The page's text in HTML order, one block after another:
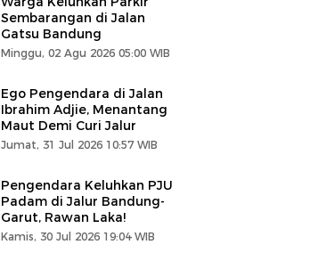
Sembarangan di Jalan
Gatsu Bandung
Minggu, 02 Agu 2026 05:00 WIB
Ego Pengendara di Jalan
Ibrahim Adjie, Menantang
Maut Demi Curi Jalur
Jumat, 31 Jul 2026 10:57 WIB
Pengendara Keluhkan PJU
Padam di Jalur Bandung-
Garut, Rawan Laka!
Kamis, 30 Jul 2026 19:04 WIB